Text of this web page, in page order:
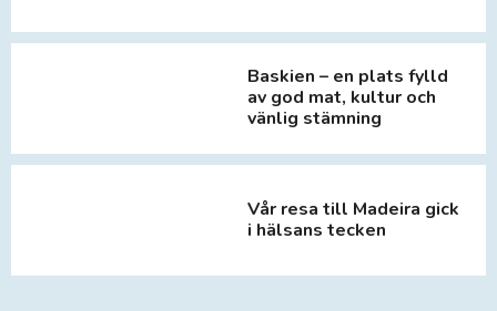
Baskien – en plats fylld
av god mat, kultur och
vänlig stämning
Vår resa till Madeira gick
i hälsans tecken